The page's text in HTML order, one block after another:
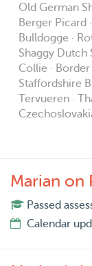
Old German
Berger Picard
Bulldogge ·
Shaggy Dutch
Collie ·
Staffordshire
Tervueren ·
Marian on
Passed
Calendar